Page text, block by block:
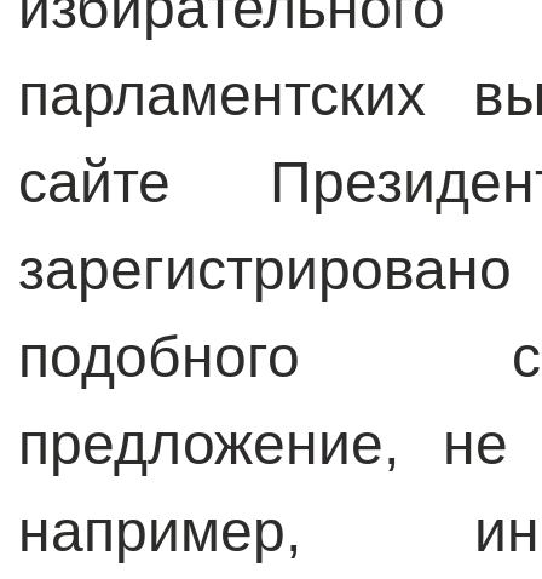
парламентских
сайте
подобного
предложение,
например,